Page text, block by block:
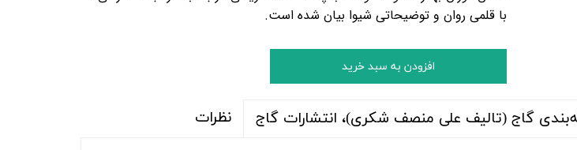
با قلمی روان و توضیحاتی شیوا بیان شده است.
افزودن به سبد خرید
گاج (تالیف علی منصف شکری)، انتشارات گاج نظرات